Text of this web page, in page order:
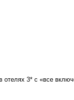
отелях 3* с «все